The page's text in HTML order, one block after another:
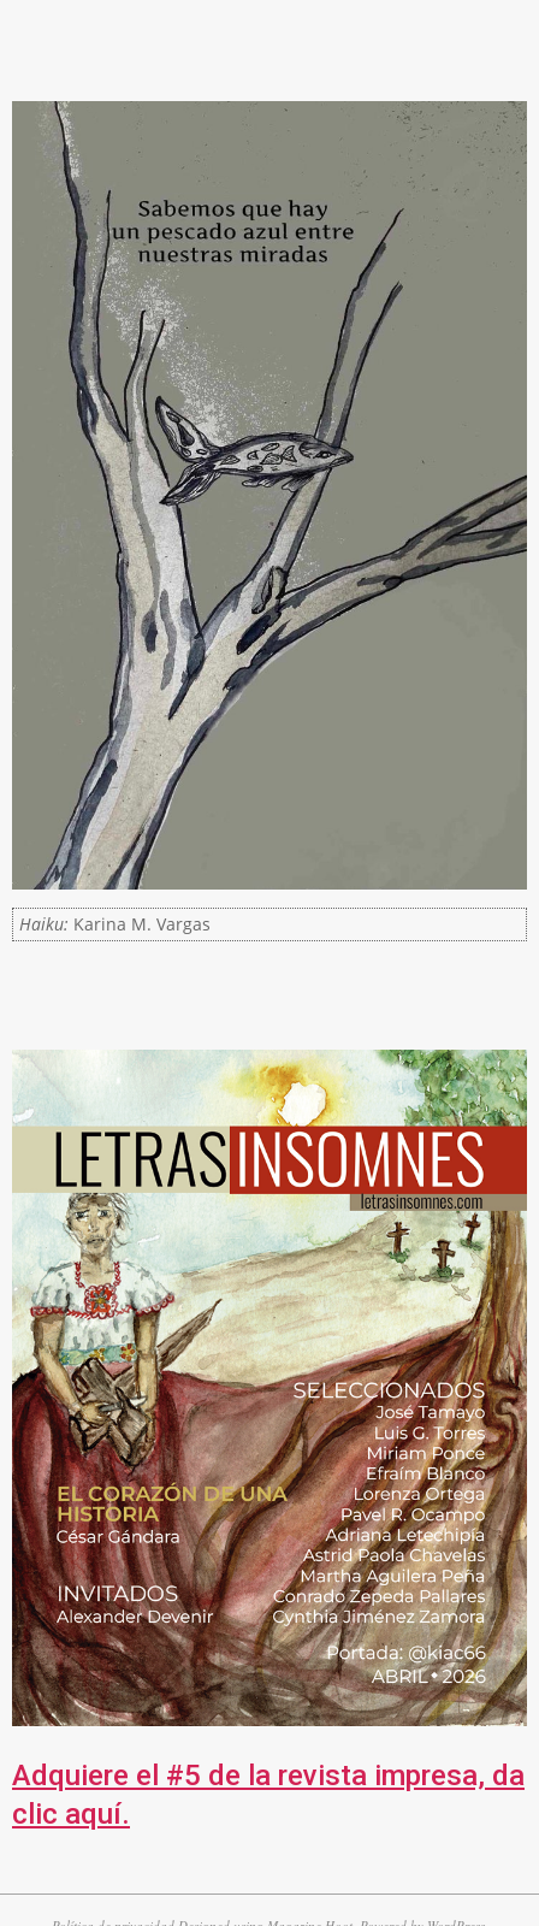
Haiku: Karina M. Vargas
Adquiere el #5 de la revista impresa, da
clic aquí.